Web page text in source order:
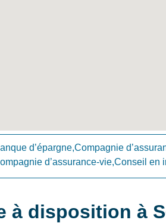
d’épargne,Compagnie
d’assurance-vie,Conseil
à disposition à